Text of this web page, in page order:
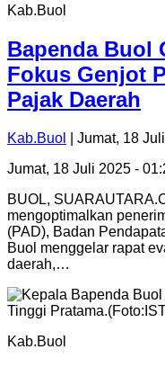
Kab.Buol
Bapenda Buol
Fokus Genjot
Pajak Daerah
Kab.Buol
| Jumat, 18
Jumat, 18 Juli 2025 -
BUOL,
mengoptimalkan
(PAD), Badan
Buol menggelar rapat
daerah,…
Kab.Buol